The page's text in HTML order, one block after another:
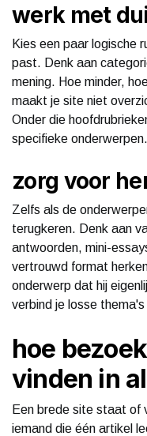
werk met
Kies een paar logische
past. Denk aan
mening. Hoe minder,
maakt je site niet
Onder die
specifieke onderwerpen.
zorg voor
Zelfs als de
terugkeren. Denk aan
antwoorden, mini-
vertrouwd format
onderwerp dat hij
verbind je losse
hoe
vinden in
Een brede site staat of
iemand die één artikel